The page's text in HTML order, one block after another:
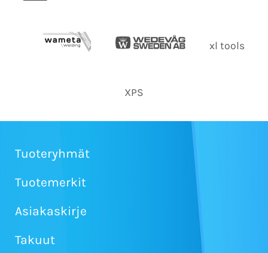
xl tools
XPS
Tuoteryhmät
Tuotemerkit
Asiakaskirje
Takuut